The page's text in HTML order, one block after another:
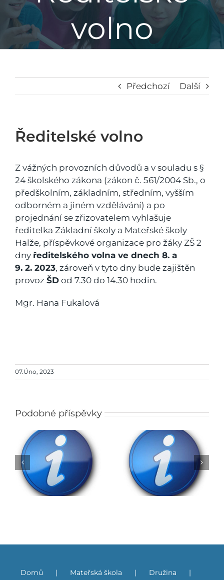
Základní škola
Mateřská škola
Napsali o nás
Kontakt
volno
Předchozí Další
Ředitelské volno
Z vážných provozních důvodů a v souladu s §
24 školského zákona (zákon č. 561/2004 Sb., o
předškolním, základním, středním, vyšším
odborném a jiném vzdělávání) a po
projednání se zřizovatelem vyhlašuje
ředitelka Základní školy a Mateřské školy
Halže, příspěvkové organizace pro žáky ZŠ 2
dny ředitelského volna ve dnech 8. a
9. 2. 2023, zároveň v tyto dny bude zajištěn
provoz ŠD od 7.30 do 14.30 hodin.
Mgr. Hana Fukalová
07.Úno, 2023
Podobné příspěvky
Rozhodnutí o přijetí
do ZŠ na školní rok
2026/2027
Obědy do škol
Domů Mateřská škola
Družina